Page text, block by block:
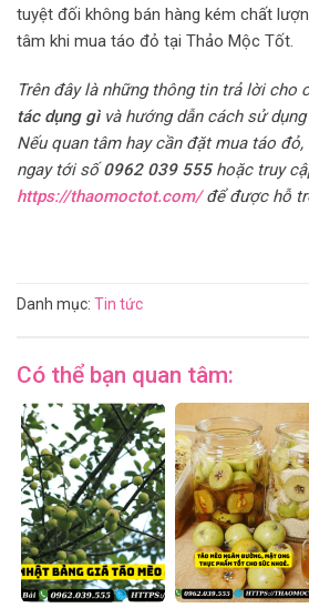
tuyệt đối không bán hàng kém chất
tâm khi mua táo đỏ tại Thảo Mộc Tốt.
Trên đây là những thông tin trả lời cho
tác dụng gìvà hướng dẫn cách sử
Nếu quan tâm hay cần đặt mua táo đỏ,
ngay tới số0962 039 555hoặc truy
https://thaomoctot.com/để được hỗ
Danh mục: Tin tức
Có thể bạn quan tâm: